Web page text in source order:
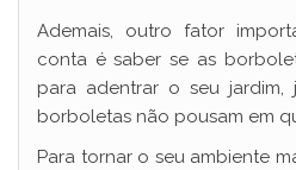
y
V
Ademais, outro fator
conta é saber se as
para adentrar o seu
borboletas não pousam em
Para tornar o seu ambiente